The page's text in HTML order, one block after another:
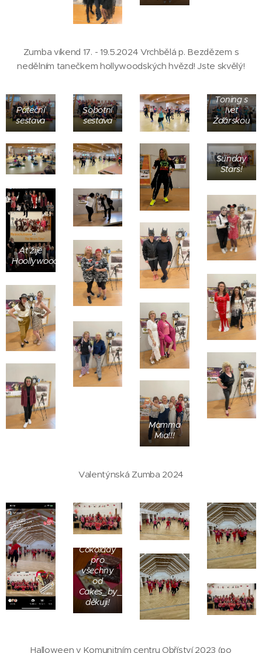
Zumba víkend 17. - 19.5.2024 Vrchbělá p. Bezdězem s
nedělním tanečkem hollywoodských hvězd! Jste skvělý!
Páteční
sestava
Sobotní
sestava
Toning s
Ivet
Žďárskou
Sunday
Stars!
Ať žije
Hoollywood!
Mamma
Mia!!!
Valentýnská Zumba 2024
Čokolády
pro
všechny
od
Cakes_by_Maruska,
děkuji!
Halloween v Komunitním centru Obříství 2023 (po